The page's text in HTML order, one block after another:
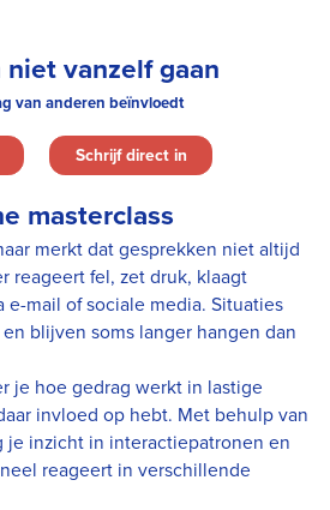
vanzelf gaan
van anderen beïnvloedt
Schrijf direct in
masterclass
merkt dat gesprekken niet altijd
reageert fel, zet druk, klaagt
mail of sociale media. Situaties
blijven soms langer hangen dan
je hoe gedrag werkt in lastige
invloed op hebt. Met behulp van
je inzicht in interactiepatronen en
reageert in verschillende